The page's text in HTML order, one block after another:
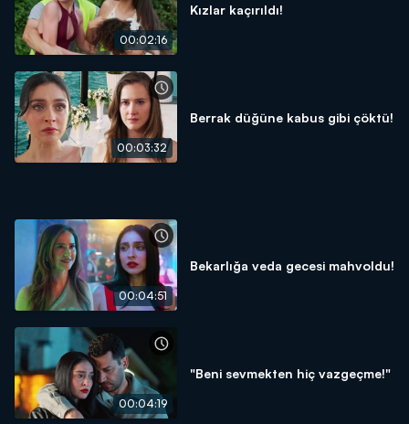
00:02:16
Kızlar kaçırıldı!
00:03:32
Berrak düğüne kabus gibi çöktü!
00:04:51
Bekarlığa veda gecesi mahvoldu!
00:04:19
"Beni sevmekten hiç vazgeçme!"